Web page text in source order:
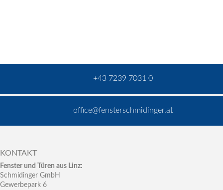
+43 7239 7031 0
office@fensterschmidinger.at
KONTAKT
Fenster und Türen aus Linz:
Schmidinger GmbH
Gewerbepark 6